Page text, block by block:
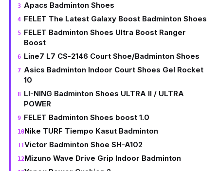
Apacs Badminton Shoes
FELET The Latest Galaxy Boost Badminton Shoes
FELET Badminton Shoes Ultra Boost Ranger
Boost
Line7 L7 CS-2146 Court Shoe/Badminton Shoes
Asics Badminton Indoor Court Shoes Gel Rocket
10
LI-NING Badminton Shoes ULTRA II / ULTRA
POWER
FELET Badminton Shoes boost 1.0
Nike TURF Tiempo Kasut Badminton
Victor Badminton Shoe SH-A102
Mizuno Wave Drive Grip Indoor Badminton